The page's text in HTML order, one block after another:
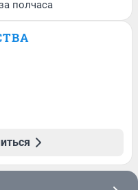
полчаса